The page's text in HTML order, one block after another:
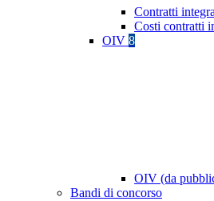
Contratti
Costi contratti
OIV 8
OIV (da
Bandi di concorso